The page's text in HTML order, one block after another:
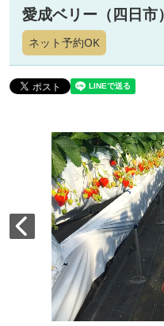
愛成ベリー（四日
ネット予約OK